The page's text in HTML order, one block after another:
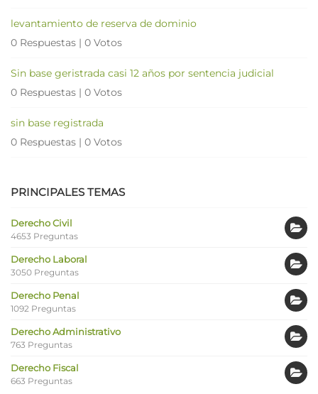
levantamiento de reserva de dominio
0 Respuestas | 0 Votos
Sin base geristrada casi 12 años por sentencia judicial
0 Respuestas | 0 Votos
sin base registrada
0 Respuestas | 0 Votos
PRINCIPALES TEMAS
Derecho Civil
4653 Preguntas
Derecho Laboral
3050 Preguntas
Derecho Penal
1092 Preguntas
Derecho Administrativo
763 Preguntas
Derecho Fiscal
663 Preguntas